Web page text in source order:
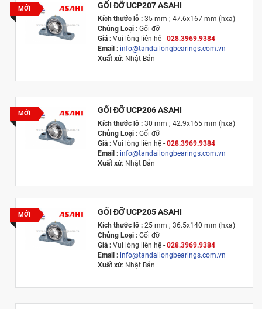
MỚI GỐI ĐỠ UCP207 ASAHI
Kích thước lỗ : 35 mm ; 47.6x167 mm (hxa)
Chủng Loại : Gối đỡ
Giá :Vui lòng l iên hệ - 028.3969.9384
Email : info@tandailongbearings.com.vn
Xuất xứ: Nhật Bản
MỚI GỐI ĐỠ UCP206 ASAHI
Kích thước lỗ : 30 mm ; 42.9x165 mm (hxa)
Chủng Loại : Gối đỡ
Giá :Vui lòng l iên hệ - 028.3969.9384
Email : info@tandailongbearings.com.vn
Xuất xứ: Nhật Bản
MỚI GỐI ĐỠ UCP205 ASAHI
Kích thước lỗ : 25 mm ; 36.5x140 mm (hxa)
Chủng Loại : Gối đỡ
Giá :Vui lòng liên hệ - 028.3969.9384
Email : info@tandailongbearings.com.vn
Xuất xứ: Nhật Bản